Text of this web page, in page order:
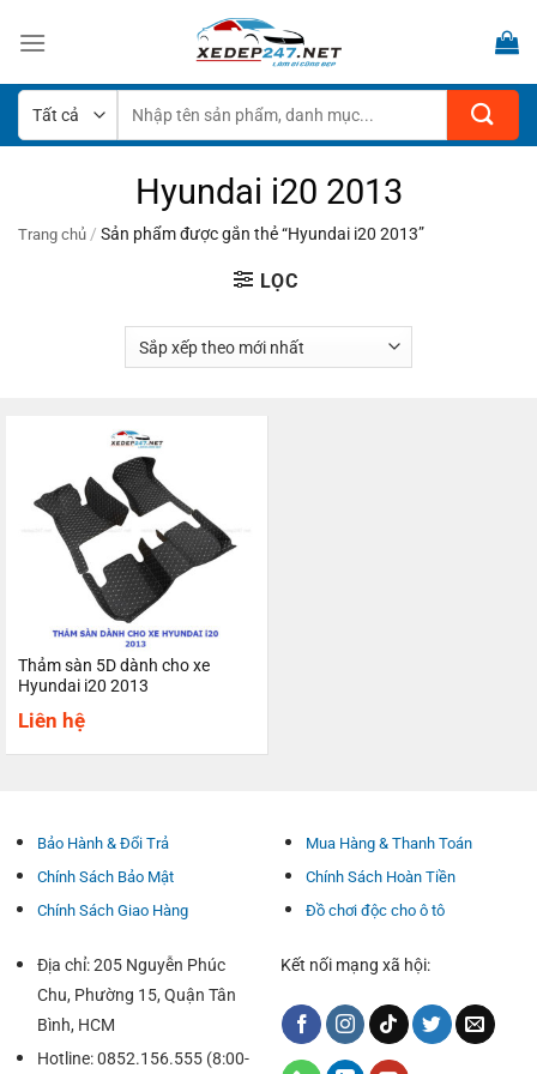
qua
dung
kiếm:
Hyundai i20 2013
Trang chủ / Sản phẩm được gắn thẻ “Hyundai i20 2013”
LỌC
Thảm sàn 5D dành cho xe
Hyundai i20 2013
Liên hệ
Bảo Hành & Đổi Trả
Chính Sách Bảo Mật
Chính Sách Giao Hàng
Mua Hàng & Thanh Toán
Chính Sách Hoàn Tiền
Đồ chơi độc cho ô tô
Địa chỉ: 205 Nguyễn Phúc
Chu, Phường 15, Quận Tân
Bình, HCM
Hotline: 0852.156.555 (8:00-
Kết nối mạng xã hội: